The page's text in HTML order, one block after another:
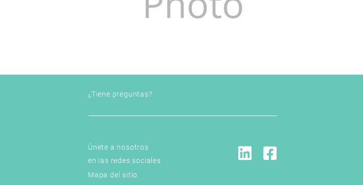
¿Tiene preguntas?
Únete a nosotros
en las redes sociales
Mapa del sitio